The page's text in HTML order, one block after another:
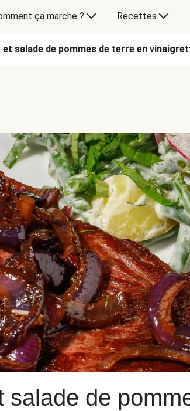
ça marche ? Recettes
et salade de pommes de terre en
salade de